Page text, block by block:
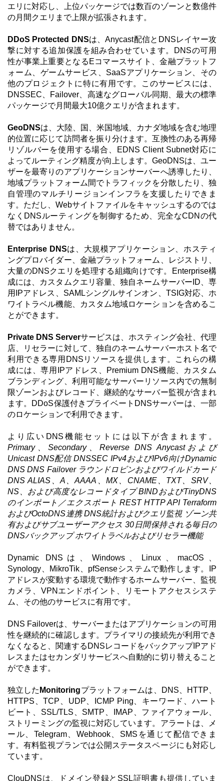
エリに対応し、上位パッケージでは数百のゾーンと数億件
の月間クエリまで上限が拡張されます。
DDoS Protected DNSは、Anycast配信とDNSレイヤー攻
撃に対する追加保護を組み合わせています。DNSの可用
性が事業上重要となるEコマースサイト、金融プラットフ
ォーム、ゲームサービス、SaaSアプリケーション、その
他のプロジェクトに特に有用です。このサービスには、
DNSSEC、Failover、高速なグローバル同期、最大の標準
パッケージで月間最大10億クエリが含まれます。
GeoDNSは、大陸、国、米国地域、カナダ地域を含む地理
的位置に応じて訪問者を振り分けます。互換性のある再帰
リゾルバーを使用する場合、EDNS Client Subnet対応に
よってルーティング精度が向上します。GeoDNSは、ユー
ザーを最寄りのアプリケーションサーバーへ誘導したり、
地域プラットフォーム間でトラフィックを分散したり、独
自管理のマルチリージョンインフラを支援したりできま
す。ただし、Webサイトファイルをキャッシュするのでは
なくDNSルーティングを制御するため、完全なCDNの代
替ではありません。
Enterprise DNSは、大規模アプリケーション、ホスティ
ングプロバイダー、金融プラットフォーム、レジストリ、
大量のDNSクエリを処理する組織向けです。Enterprise構
成には、カスタムクエリ容量、独自ネームサーバーID、専
用IPアドレス、SAMLシングルサインオン、TSIG対応、ホ
ワイトラベル機能、カスタム地域ロケーションを含めるこ
とができます。
Private DNS Serverサービスは、ホスティング会社、代理
店、リセラーに対して、独自のネームサーバーホスト名で
利用できる専用DNSリソースを提供します。これらの構
成には、専用IPアドレス、Premium DNS機能、カスタム
ブランディング、利用可能なサーバーリソース内での無制
限ゾーンおよびレコード、継続的なサーバー監視が含まれ
ます。DDoS保護付きプライベートDNSサーバーは、一部
のロケーションで利用できます。
より広いDNS機能セットには以下が含まれます。
Primary、Secondary、Reverse DNS Anycastおよび
Unicast DNS配信 DNSSEC IPv4およびIPv6向けDynamic
DNS DNS Failover ラウンドロビンおよびワイルドカード
DNS ALIAS、A、AAAA、MX、CNAME、TXT、SRV、
NS、および高度なレコードタイプ BINDおよびTinyDNS
のインポート／エクスポート REST HTTP API Terraform
およびOctoDNS連携 DNS統計およびクエリ監視 ゾーン共
有およびサブユーザーアクセス 30日間保持される毎日の
DNSバックアップ ホワイトラベルおよびリセラー機能
Dynamic DNSは、Windows、Linux、macOS、
Synology、MikroTik、pfSenseシステムで動作します。IP
アドレスが変動する環境で動作するホームサーバー、監視
カメラ、VPNエンドポイント、リモートアクセスシステ
ム、その他のサービスに有用です。
DNS Failoverは、サーバーまたはアプリケーションの可用
性を継続的に確認します。プライマリの接続先が利用でき
なくなると、関連するDNSレコードをバックアップIPアド
レスまたはセカンダリサービスへ自動的に切り替えること
ができます。
独立した Monitoringプラットフォームは、DNS、HTTP、
HTTPS、TCP、UDP、ICMP Ping、キーワード、ハート
ビート、SSL/TLS、SMTP、IMAP、ファイアウォール、
ストリーミングの監視に対応しています。アラートは、メ
ール、Telegram、Webhook、SMSを通じて配信できま
す。有料監視プランでは公開ステータスページにも対応し
ています。
ClouDNSは、ドメイン登録とSSL証明書も提供していま